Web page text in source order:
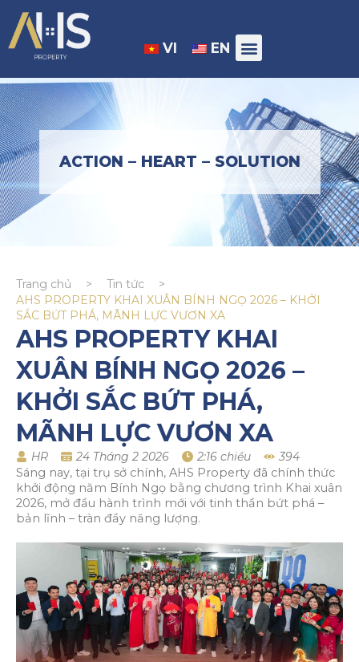
VI EN
ACTION – HEART – SOLUTION
Trang chủ > Tin tức
>
AHS PROPERTY KHAI XUÂN BÍNH NGỌ 2026 – KHỞI
SẮC BỨT PHÁ, MÃNH LỰC VƯƠN XA
AHS PROPERTY KHAI
XUÂN BÍNH NGỌ 2026 –
KHỞI SẮC BỨT PHÁ,
MÃNH LỰC VƯƠN XA
HR 24 Tháng 2 2026 2:16 chiều
394
Sáng nay, tại trụ sở chính, AHS Property đã chính thức
khởi động năm Bính Ngọ bằng chương trình Khai xuân
2026, mở đầu hành trình mới với tinh thần bứt phá –
bản lĩnh – tràn đầy năng lượng.